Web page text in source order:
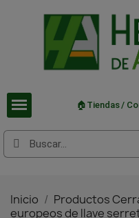
🏠Tiendas /
Inicio Productos
europeos de llave